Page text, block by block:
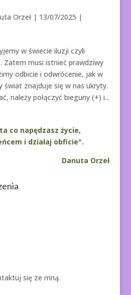
Orzeł| 13/07/2025 |
w świecie iluzji czyli
Zatem musi istnieć prawdziwy
odbicie i odwrócenie, jak w
świat znajduje się w nas ukryty.
należy połączyć bieguny (+) i...
co napędzasz życie,
i działaj obficie".
Danuta Orzeł
się ze mną.